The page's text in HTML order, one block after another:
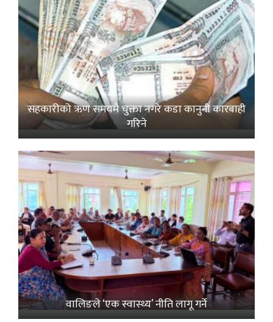
सहकारीको ऋण समयमै चुक्ता नगरे कडा कानुनी कारबाही
गरिने
वालिङले ‘एक स्वास्थ्य’ नीति लागू गर्ने